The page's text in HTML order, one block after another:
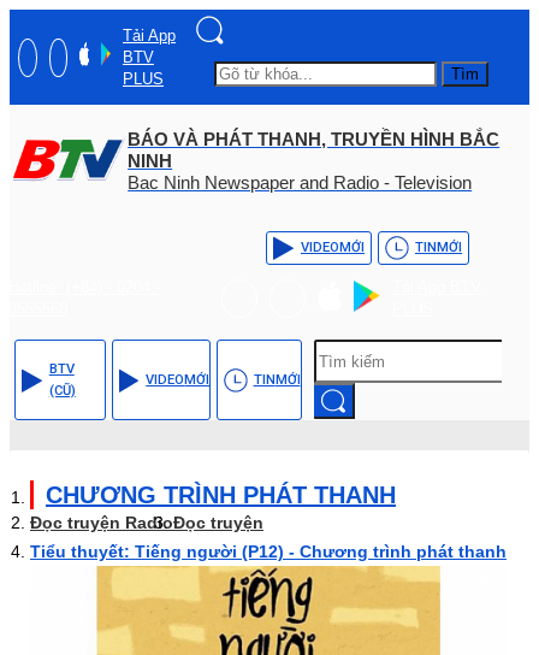
Tải App
BTV
PLUS
Tìm
BÁO VÀ PHÁT THANH, TRUYỀN HÌNH BẮC
NINH
Bac Ninh Newspaper and Radio - Television
VIDEOMỚI TINMỚI
BTV
(CŨ)
VIDEOMỚI TINMỚI
CHƯƠNG TRÌNH PHÁT THANH
Đọc truyện RadioĐọc truyện
Tiểu thuyết: Tiếng người (P12) - Chương trình phát thanh